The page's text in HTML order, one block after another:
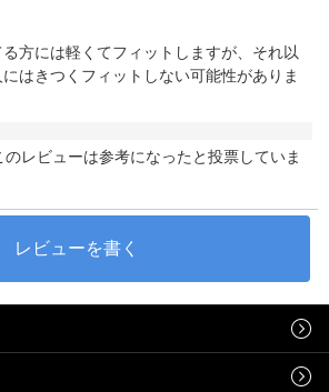
方には軽くてフィットしますが、それ以
はきつくフィットしない可能性がありま
レビューは参考になったと投票していま